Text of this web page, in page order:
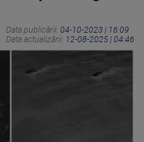
Data publicării: 04-10-2023 | 16:09
Data actualizării: 12-08-2025 | 04:46